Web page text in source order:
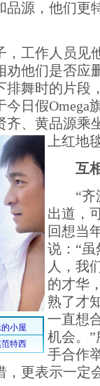
品源，他们更
工作人员见
劝他们是否应
排舞时的片段
日假Omega
齐、黄品源乘
上红地
互相
“齐源
出道，
回想当
说：“
人，我
的才华
熟了才
一直想
机会。
手合作
，更表示一定